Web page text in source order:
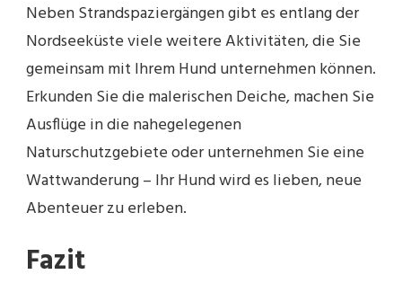
Neben Strandspaziergängen gibt es entlang der
Nordseeküste viele weitere Aktivitäten, die Sie
gemeinsam mit Ihrem Hund unternehmen können.
Erkunden Sie die malerischen Deiche, machen Sie
Ausflüge in die nahegelegenen
Naturschutzgebiete oder unternehmen Sie eine
Wattwanderung – Ihr Hund wird es lieben, neue
Abenteuer zu erleben.
Fazit